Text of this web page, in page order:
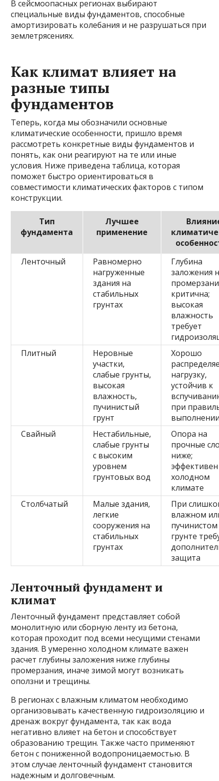
В сейсмоопасных регионах выбирают
специальные виды фундаментов, способные
амортизировать колебания и не разрушаться при
землетрясениях.
Как климат влияет на
разные типы
фундаментов
Теперь, когда мы обозначили основные
климатические особенности, пришло время
рассмотреть конкретные виды фундаментов и
понять, как они реагируют на те или иные
условия. Ниже приведена таблица, которая
поможет быстро ориентироваться в
совместимости климатических факторов с типом
конструкции.
Тип
фундамента
Лучшее
применение
Ленточный
Равномерно
нагруженные
здания на
стабильных
грунтах
Глубина
заложения
критична;
высокая
влажность
требует
Плитный
Неровные
участки,
слабые грунты,
высокая
влажность,
пучинистый
грунт
Хорошо
нагрузку,
устойчив к
при
Свайный
Нестабильные,
слабые грунты
с высоким
уровнем
грунтовых вод
Опора на
прочные
ниже;
холодном
климате
Столбчатый
Малые здания,
легкие
сооружения на
стабильных
грунтах
При
влажном
пучинистом
грунте
защита
Ленточный фундамент и
климат
Ленточный фундамент представляет собой
монолитную или сборную ленту из бетона,
которая проходит под всеми несущими стенами
здания. В умеренно холодном климате важен
расчет глубины заложения ниже глубины
промерзания, иначе зимой могут возникать
оползни и трещины.
В регионах с влажным климатом необходимо
организовывать качественную гидроизоляцию и
дренаж вокруг фундамента, так как вода
негативно влияет на бетон и способствует
образованию трещин. Также часто применяют
бетон с пониженной водопроницаемостью. В
этом случае ленточный фундамент становится
надежным и долговечным.